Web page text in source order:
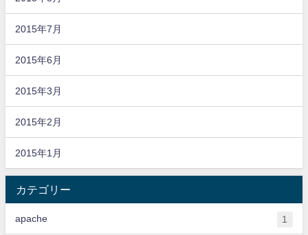
2015年7月
2015年6月
2015年3月
2015年2月
2015年1月
カテゴリー
apache 1